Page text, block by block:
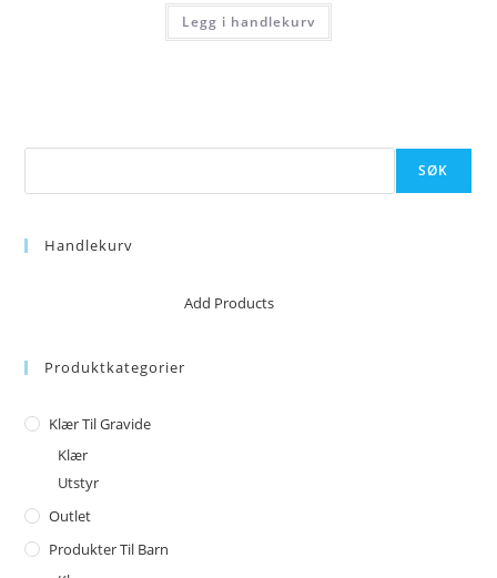
Legg i handlekurv
SØK
Handlekurv
No products in the cart.Add Products
Produktkategorier
Klær Til Gravide
Klær
Utstyr
Outlet
Produkter Til Barn